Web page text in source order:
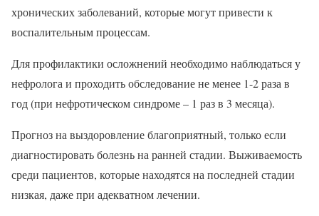
хронических заболеваний, которые могут привести к
воспалительным процессам.
Для профилактики осложнений необходимо наблюдаться у
нефролога и проходить обследование не менее 1-2 раза в
год (при нефротическом синдроме – 1 раз в 3 месяца).
Прогноз на выздоровление благоприятный, только если
диагностировать болезнь на ранней стадии. Выживаемость
среди пациентов, которые находятся на последней стадии
низкая, даже при адекватном лечении.